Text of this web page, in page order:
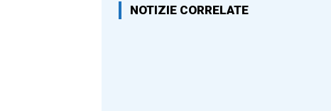
NOTIZIE CORRELATE